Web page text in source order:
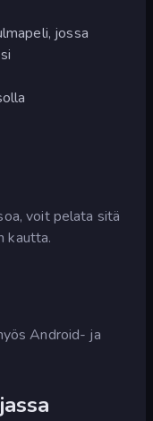
jossa
voit pelata sitä
kautta.
Android- ja